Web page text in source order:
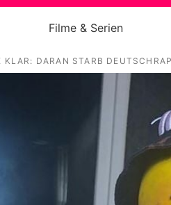
Filme & Serien
KLAR: DARAN STARB